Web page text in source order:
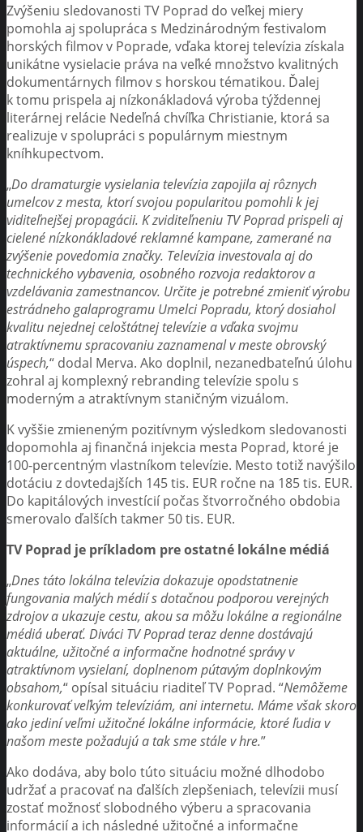
Zvýšeniu sledovanosti TV Poprad do veľkej miery
pomohla aj spolupráca s Medzinárodným festivalom
horských filmov v Poprade, vďaka ktorej televízia získala
unikátne vysielacie práva na veľké množstvo kvalitných
dokumentárnych filmov s horskou tématikou. Ďalej
k tomu prispela aj nízkonákladová výroba týždennej
literárnej relácie Nedeľná chvíľka Christianie, ktorá sa
realizuje v spolupráci s populárnym miestnym
kníhkupectvom.
„Do dramaturgie vysielania televízia zapojila aj rôznych
umelcov z mesta, ktorí svojou popularitou pomohli k jej
viditeľnejšej propagácii. K zviditeľneniu TV Poprad prispeli aj
cielené nízkonákladové reklamné kampane, zamerané na
zvýšenie povedomia značky. Televízia investovala aj do
technického vybavenia, osobného rozvoja redaktorov a
vzdelávania zamestnancov. Určite je potrebné zmieniť výrobu
estrádneho galaprogramu Umelci Popradu, ktorý dosiahol
kvalitu nejednej celoštátnej televízie a vďaka svojmu
atraktívnemu spracovaniu zaznamenal v meste obrovský
úspech,“ dodal Merva. Ako doplnil, nezanedbateľnú úlohu
zohral aj komplexný rebranding televízie spolu s
moderným a atraktívnym staničným vizuálom.
K vyššie zmieneným pozitívnym výsledkom sledovanosti
dopomohla aj finančná injekcia mesta Poprad, ktoré je
100-percentným vlastníkom televízie. Mesto totiž navýšilo
dotáciu z dovtedajších 145 tis. EUR ročne na 185 tis. EUR.
Do kapitálových investícií počas štvorročného obdobia
smerovalo ďalších takmer 50 tis. EUR.
TV Poprad je príkladom pre ostatné lokálne médiá
„Dnes táto lokálna televízia dokazuje opodstatnenie
fungovania malých médií s dotačnou podporou verejných
zdrojov a ukazuje cestu, akou sa môžu lokálne a regionálne
médiá uberať. Diváci TV Poprad teraz denne dostávajú
aktuálne, užitočné a informačne hodnotné správy v
atraktívnom vysielaní, doplnenom pútavým doplnkovým
obsahom,“ opísal situáciu riaditeľ TV Poprad. “Nemôžeme
konkurovať veľkým televíziám, ani internetu. Máme však skoro
ako jediní veľmi užitočné lokálne informácie, ktoré ľudia v
našom meste požadujú a tak sme stále v hre.”
Ako dodáva, aby bolo túto situáciu možné dlhodobo
udržať a pracovať na ďalších zlepšeniach, televízii musí
zostať možnosť slobodného výberu a spracovania
informácií a ich následné užitočné a informačne